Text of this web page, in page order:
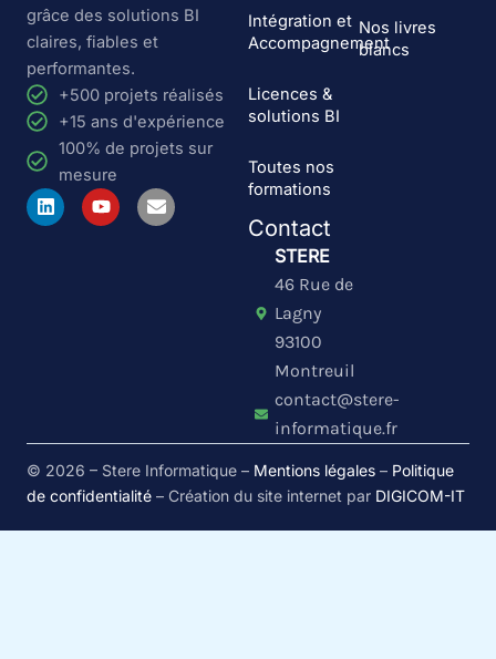
grâce des solutions BI
claires, fiables et
performantes.
+500 projets réalisés
+15 ans d'expérience
100% de projets sur
mesure
L
i
n
Y
o
u
E
n
v
Intégration et
Accompagnement
Licences &
solutions BI
Toutes nos
formations
Nos livres
blancs
Contact
STERE
46 Rue de
Lagny
93100
Montreuil
contact@stere-
informatique.fr
© 2026 – Stere Informatique – Mentions légales – Politique
de confidentialité – Création du site internet par DIGICOM-IT